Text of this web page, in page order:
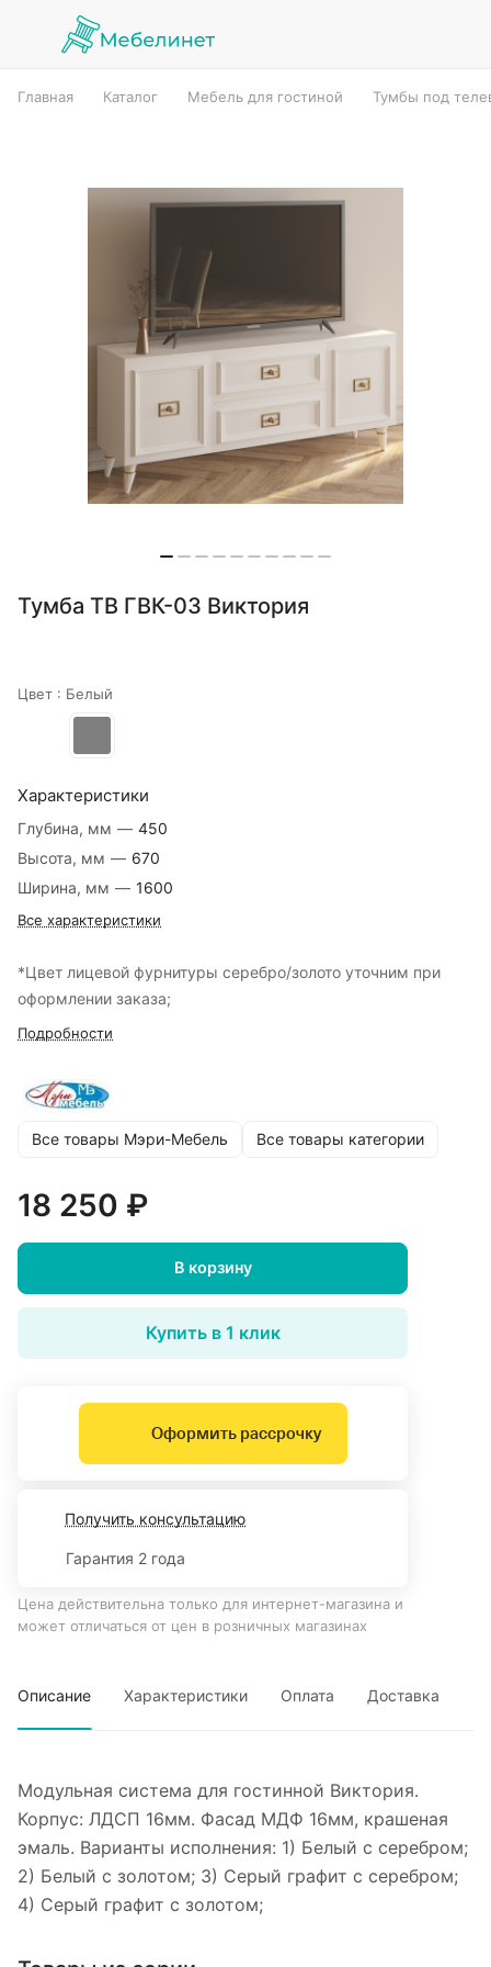
Главная Каталог Мебель для гостиной Тумбы под
Тумба ТВ ГВК-03 Виктория
Цвет : Белый
Характеристики
Глубина, мм — 450
Высота, мм — 670
Ширина, мм — 1600
Все характеристики
*Цвет лицевой фурнитуры серебро/золото уточним при
оформлении заказа;
Подробности
Все товары Мэри-Мебель Все товары категории
18 250 ₽
В корзину
Купить в 1 клик
Оформить рассрочку
Получить консультацию
Гарантия 2 года
Цена действительна только для интернет-магазина и
может отличаться от цен в розничных магазинах
Описание Характеристики Оплата Доставка
Модульная система для гостинной Виктория.
Корпус: ЛДСП 16мм. Фасад МДФ 16мм, крашеная
эмаль. Варианты исполнения: 1) Белый с серебром;
2) Белый с золотом; 3) Серый графит с серебром;
4) Серый графит с золотом;